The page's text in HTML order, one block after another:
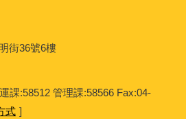
街36號6樓
課:58512 管理課:58566 Fax:04-
式 ]